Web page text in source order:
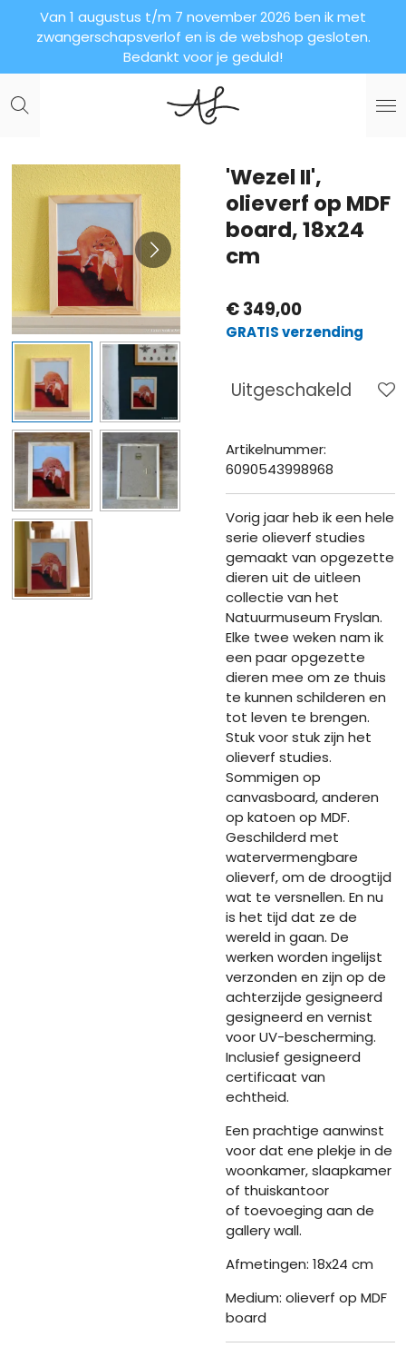
direct
de
hoofdinhoud
Van 1 augustus t/m 7 november 2026 ben ik met
zwangerschapsverlof en is de webshop gesloten.
Bedankt voor je geduld!
'Wezel II',
olieverf op MDF
board, 18x24
cm
€ 349,00
GRATIS verzending
Uitgeschakeld
Artikelnummer:
6090543998968
Vorig jaar heb ik een hele
serie olieverf studies
gemaakt van opgezette
dieren uit de uitleen
collectie van het
Natuurmuseum Fryslan.
Elke twee weken nam ik
een paar opgezette
dieren mee om ze thuis
te kunnen schilderen en
tot leven te brengen.
Stuk voor stuk zijn het
olieverf studies.
Sommigen op
canvasboard, anderen
op katoen op MDF.
Geschilderd met
watervermengbare
olieverf, om de droogtijd
wat te versnellen. En nu
is het tijd dat ze de
wereld in gaan. De
werken worden ingelijst
verzonden en zijn op de
achterzijde gesigneerd
gesigneerd en vernist
voor UV-bescherming.
Inclusief gesigneerd
certificaat van
echtheid.
Een prachtige aanwinst
voor dat ene plekje in de
woonkamer, slaapkamer
of thuiskantoor
of toevoeging aan de
gallery wall.
Afmetingen: 18x24 cm
Medium: olieverf op MDF
board